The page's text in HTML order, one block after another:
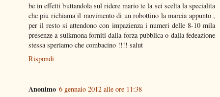
be in effetti buttandola sul ridere mario te la sei scelta la specialita
che piu richiama il movimento di un robottino la marcia appunto ,
per il resto si attendono con impazienza i numeri delle 8-10 mila
presenze a sulkmona forniti dalla forza pubblica o dalla fedeazione
stessa speriamo che combacino !!!! salut
Rispondi
Anonimo 6 gennaio 2012 alle ore 11:38